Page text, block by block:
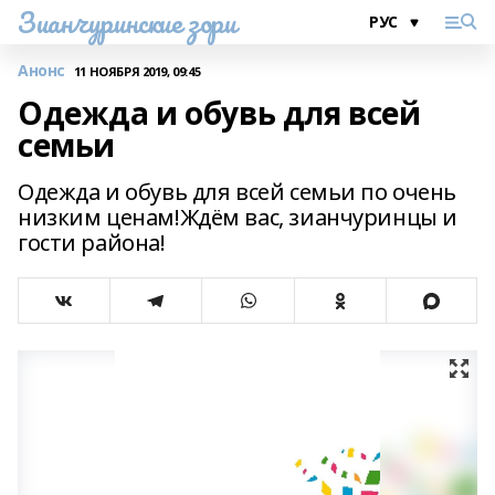
Зианчуринские зори
Анонс 11 НОЯБРЯ 2019, 09:45
Одежда и обувь для всей
семьи
Одежда и обувь для всей семьи по очень
низким ценам!Ждём вас, зианчуринцы и
гости района!